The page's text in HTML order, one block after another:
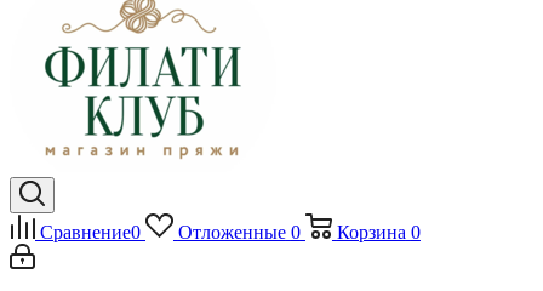
Сравнение0 Отложенные 0 Корзина 0